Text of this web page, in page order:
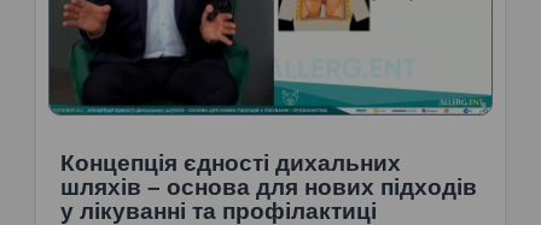
Концепція єдності дихальних
шляхів – основа для нових підходів
у лікуванні та профілактиці